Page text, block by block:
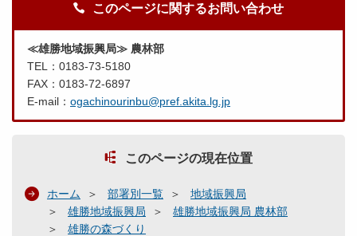
このページに関するお問い合わせ
≪雄勝地域振興局≫ 農林部
TEL：0183-73-5180
FAX：0183-72-6897
E-mail： ogachinourinbu@pref.akita.lg.jp
このページの現在位置
ホーム 部署別一覧
地域振興局
雄勝地域振興局
雄勝地域振興局 農林部
雄勝の森づくり